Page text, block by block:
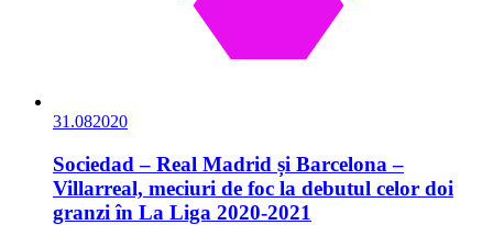
31.082020
Sociedad – Real Madrid și Barcelona –
Villarreal, meciuri de foc la debutul celor doi
granzi în La Liga 2020-2021